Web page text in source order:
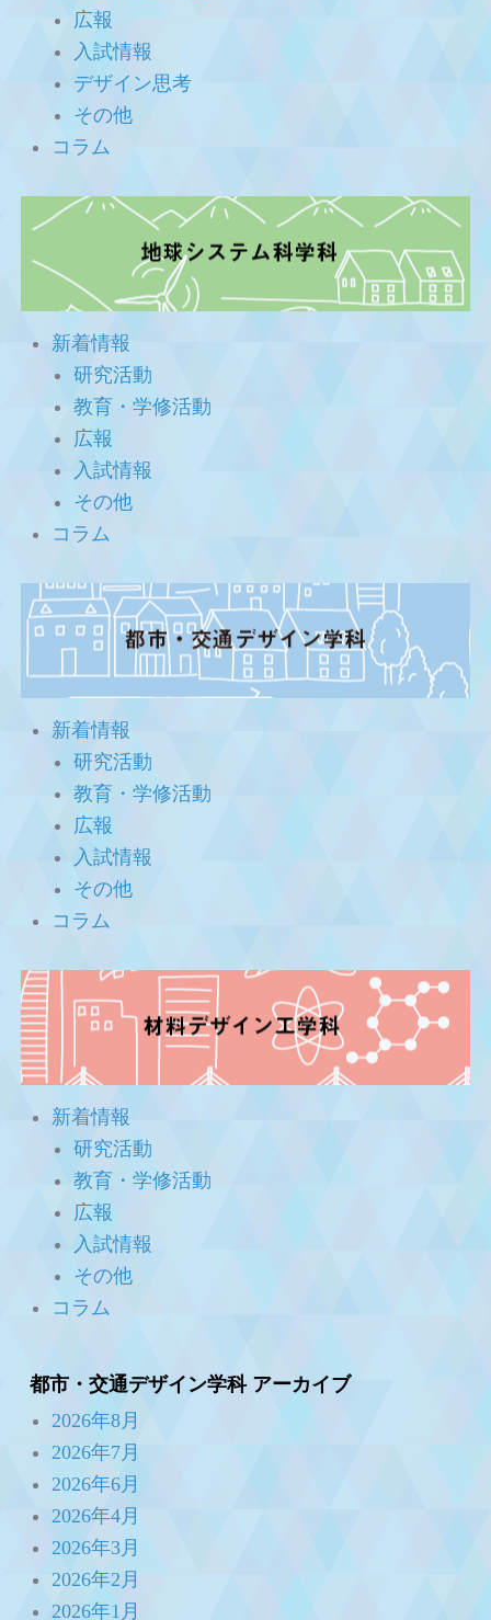
広報
入試情報
デザイン思考
その他
コラム
新着情報
研究活動
教育・学修活動
広報
入試情報
その他
コラム
新着情報
研究活動
教育・学修活動
広報
入試情報
その他
コラム
新着情報
研究活動
教育・学修活動
広報
入試情報
その他
コラム
都市・交通デザイン学科 アーカイブ
2026年8月
2026年7月
2026年6月
2026年4月
2026年3月
2026年2月
2026年1月